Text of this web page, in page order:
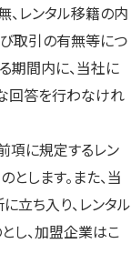
、レンタル移籍の内
取引の有無等につ
期間内に、当社に
回答を行わなけれ
項に規定するレン
します。また、当
立ち入り、レンタル
し、加盟企業はこ